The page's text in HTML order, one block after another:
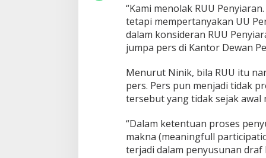
a
r
a
n
e
n
g
g
n
t
i
U
“Kami menolak RUU
tetapi mempertanyakan UU
dalam konsideran RUU
jumpa pers di Kantor Dewan
Menurut Ninik, bila RUU itu
pers. Pers pun menjadi tidak
tersebut yang tidak sejak awal
“Dalam ketentuan proses
makna (meaningfull
terjadi dalam penyusunan draf